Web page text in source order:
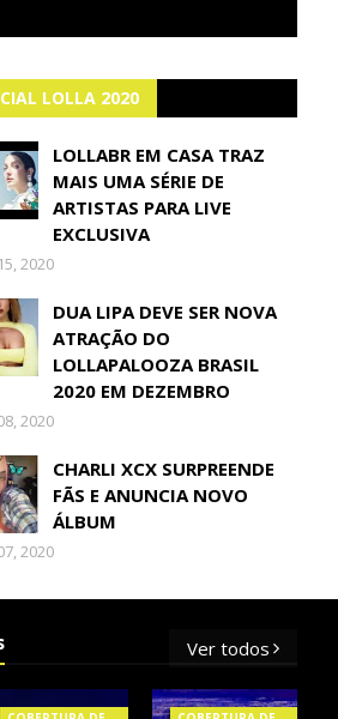
LOLLA 2020
LOLLABR EM CASA TRAZ
MAIS UMA SÉRIE DE
ARTISTAS PARA LIVE
EXCLUSIVA
2020
DUA LIPA DEVE SER NOVA
ATRAÇÃO DO
LOLLAPALOOZA BRASIL
2020 EM DEZEMBRO
2020
CHARLI XCX SURPREENDE
FÃS E ANUNCIA NOVO
ÁLBUM
2020
Ver todos